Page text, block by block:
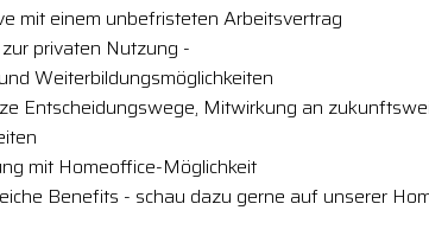
mit einem unbefristeten Arbeitsvertrag
privaten Nutzung -
Weiterbildungsmöglichkeiten
Entscheidungswege, Mitwirkung an
mit Homeoffice-Möglichkeit
Benefits - schau dazu gerne auf unserer